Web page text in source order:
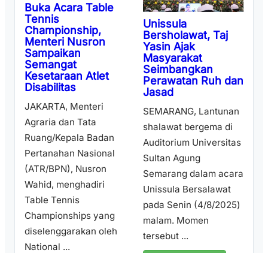
Buka Acara Table
Tennis
Championship,
Menteri Nusron
Sampaikan
Semangat
Kesetaraan Atlet
Disabilitas
JAKARTA, Menteri
Agraria dan Tata
Ruang/Kepala Badan
Pertanahan Nasional
(ATR/BPN), Nusron
Wahid, menghadiri
Table Tennis
Championships yang
diselenggarakan oleh
National ...
Unissula
Bersholawat, Taj
Yasin Ajak
Masyarakat
Seimbangkan
Perawatan Ruh dan
Jasad
SEMARANG, Lantunan
shalawat bergema di
Auditorium Universitas
Sultan Agung
Semarang dalam acara
Unissula Bersalawat
pada Senin (4/8/2025)
malam. Momen
tersebut ...